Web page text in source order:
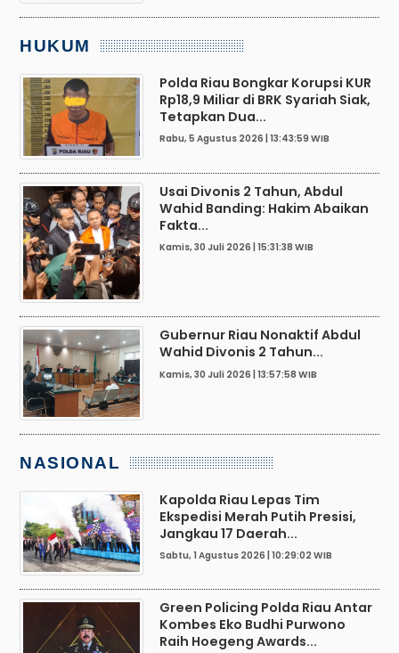
HUKUM
Polda Riau Bongkar Korupsi KUR
Rp18,9 Miliar di BRK Syariah Siak,
Tetapkan Dua...
Rabu, 5 Agustus 2026 | 13:43:59 WIB
Usai Divonis 2 Tahun, Abdul
Wahid Banding: Hakim Abaikan
Fakta...
Kamis, 30 Juli 2026 | 15:31:38 WIB
Gubernur Riau Nonaktif Abdul
Wahid Divonis 2 Tahun...
Kamis, 30 Juli 2026 | 13:57:58 WIB
NASIONAL
Kapolda Riau Lepas Tim
Ekspedisi Merah Putih Presisi,
Jangkau 17 Daerah...
Sabtu, 1 Agustus 2026 | 10:29:02 WIB
Green Policing Polda Riau Antar
Kombes Eko Budhi Purwono
Raih Hoegeng Awards...